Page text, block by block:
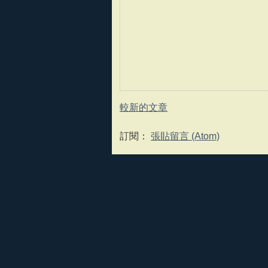
較新的文章
訂閱： 張貼留言 (Atom)